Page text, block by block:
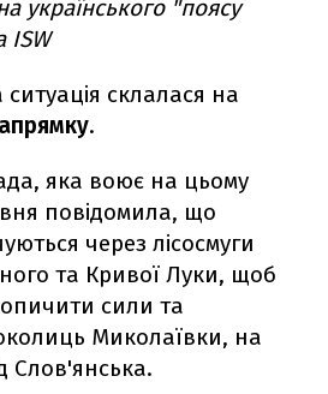
українського "поясу
ISW
склалася на
.
яка воює на цьому
повідомила, що
через лісосмуги
та Кривої Луки, щоб
сили та
Миколаївки, на
Слов'янська.